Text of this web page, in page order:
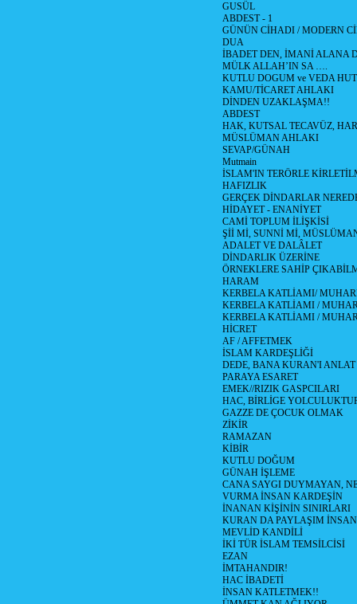
GUSÜL
ABDEST - 1
GÜNÜN CİHADI / MODERN
DUA
İBADET DEN, İMANİ ALANA
MÜLK ALLAH’IN SA ….
KUTLU DOGUM ve VEDA
KAMU/TİCARET AHLAKI
DİNDEN UZAKLAŞMA!!
ABDEST
HAK, KUTSAL TECAVÜZ,
MÜSLÜMAN AHLAKI
SEVAP/GÜNAH
Mutmain
İSLAM'IN TERÖRLE
HAFIZLIK
GERÇEK DİNDARLAR
HİDAYET - ENANİYET
CAMİ TOPLUM İLİŞKİSİ
Şİİ Mİ, SUNNİ Mİ,
ADALET VE DALÂLET
DİNDARLIK ÜZERİNE
ÖRNEKLERE SAHİP
HARAM
KERBELA KATLİAMI/
KERBELA KATLİAMI /
KERBELA KATLİAMI /
HİCRET
AF / AFFETMEK
İSLAM KARDEŞLİĞİ
DEDE, BANA KURAN'I ANLAT
PARAYA ESARET
EMEK//RIZIK GASPCILARI
HAC, BİRLİGE
GAZZE DE ÇOCUK OLMAK
ZİKİR
RAMAZAN
KİBİR
KUTLU DOĞUM
GÜNAH İŞLEME
CANA SAYGI DUYMAYAN,
VURMA İNSAN KARDEŞİN
İNANAN KİŞİNİN SINIRLARI
KURAN DA PAYLAŞIM
MEVLİD KANDİLİ
İKİ TÜR İSLAM TEMSİLCİSİ
EZAN
İMTAHANDIR!
HAC İBADETİ
İNSAN KATLETMEK!!